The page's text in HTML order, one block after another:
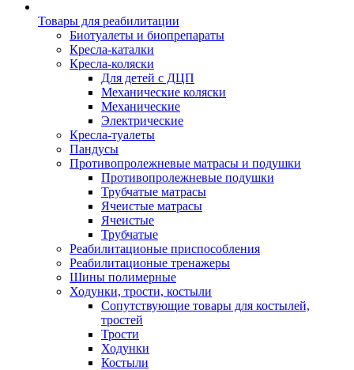
Товары для реабилитации
Биотуалеты и биопрепараты
Кресла-каталки
Кресла-коляски
Для детей с ДЦП
Механические коляски
Механические
Электрические
Кресла-туалеты
Пандусы
Противопролежневые матрасы и подушки
Противопролежневые подушки
Трубчатые матрасы
Ячеистые матрасы
Ячеистые
Трубчатые
Реабилитационые приспособления
Реабилитационые тренажеры
Шины полимерные
Ходунки, трости, костыли
Сопутствующие товары для костылей,
тростей
Трости
Ходунки
Костыли